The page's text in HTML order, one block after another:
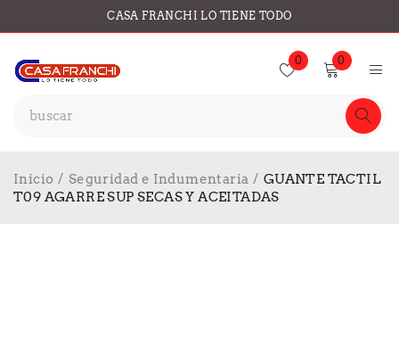
CASA FRANCHI LO TIENE TODO
0 0
Inicio / Seguridad e Indumentaria / GUANTE TACTIL
T09 AGARRE SUP SECAS Y ACEITADAS